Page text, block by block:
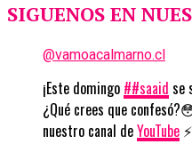
SIGUENOS EN
@vamoacalmarno.cl
¡Este domingo ##saaid se
¿Qué crees que
nuestro canal deYouTube ⚡️